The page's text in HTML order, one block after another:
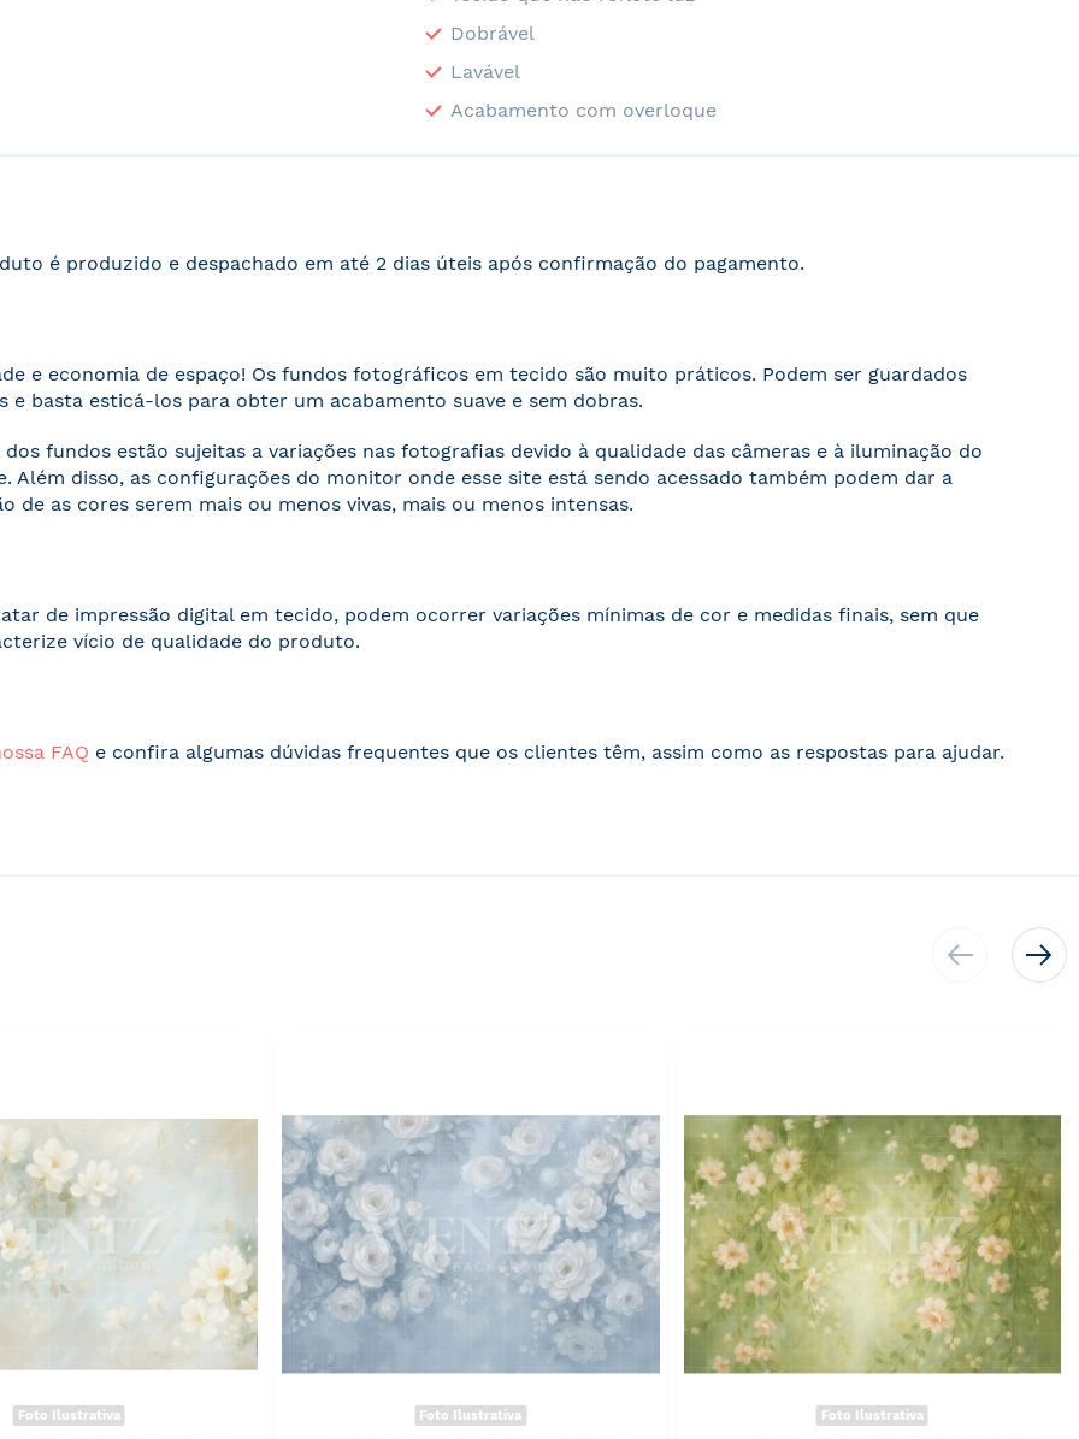
Dobrável
Lavável
Acabamento com overloque
é produzido e despachado em até 2 dias úteis após confirmação do pagamento.
e economia de espaço! Os fundos fotográficos em tecido são muito práticos. Podem ser guardados
e basta esticá-los para obter um acabamento suave e sem dobras.
dos fundos estão sujeitas a variações nas fotografias devido à qualidade das câmeras e à iluminação do
Além disso, as configurações do monitor onde esse site está sendo acessado também podem dar a
de as cores serem mais ou menos vivas, mais ou menos intensas.
de impressão digital em tecido, podem ocorrer variações mínimas de cor e medidas finais, sem que
vício de qualidade do produto.
FAQ e confira algumas dúvidas frequentes que os clientes têm, assim como as respostas para ajudar.
Foto Ilustrativa Foto Ilustrativa Foto Ilustrativa